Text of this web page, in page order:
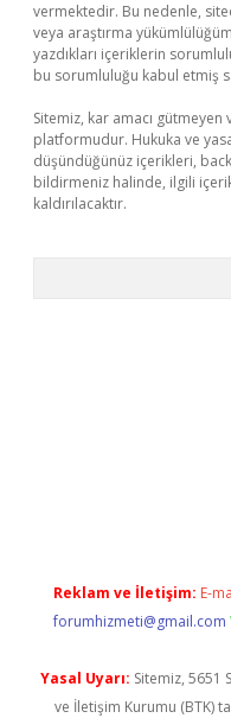
vermektedir. Bu nedenle,
veya araştırma
yazdıkları içeriklerin
bu sorumluluğu kabul etmiş
Sitemiz, kar amacı
platformudur. Hukuka ve
düşündüğünüz içerikleri,
bildirmeniz halinde, ilgili
kaldırılacaktır.
Reklam ve İletişim: E-
forumhizmeti@gmail.com
Yasal Uyarı: Sitemiz, 5651
ve İletişim Kurumu (BTK)